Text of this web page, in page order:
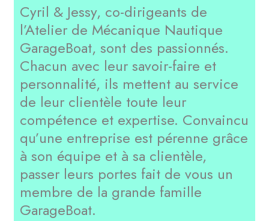
Cyril & Jessy, co-dirigeants de
l’Atelier de Mécanique Nautique
GarageBoat, sont des passionnés.
Chacun avec leur savoir-faire et
personnalité, ils mettent au service
de leur clientèle toute leur
compétence et expertise. Convaincu
qu’une entreprise est pérenne grâce
à son équipe et à sa clientèle,
passer leurs portes fait de vous un
membre de la grande famille
GarageBoat.